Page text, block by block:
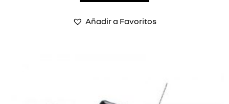
Añadir a Favoritos